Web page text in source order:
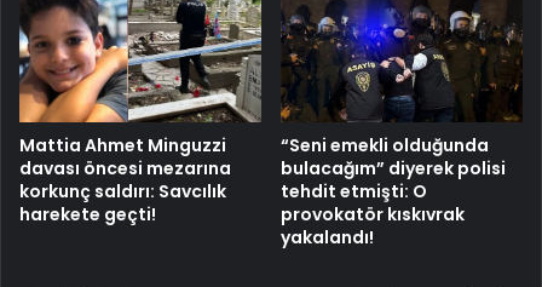
Mattia Ahmet Minguzzi
davası öncesi mezarına
korkunç saldırı: Savcılık
harekete geçti!
“Seni emekli olduğunda
bulacağım” diyerek polisi
tehdit etmişti: O
provokatör kıskıvrak
yakalandı!